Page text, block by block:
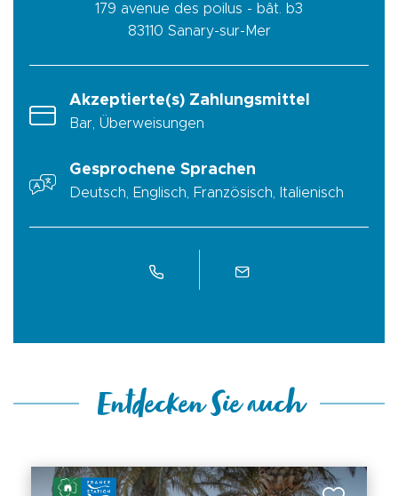
179 avenue des poilus - bât. b3
83110 Sanary-sur-Mer
Akzeptierte(s) Zahlungsmittel
Bar, Überweisungen
Gesprochene Sprachen
Deutsch, Englisch, Französisch, Italienisch
Entdecken Sie auch